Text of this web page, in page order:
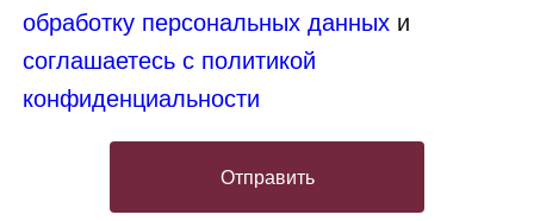
обработку персональных данных и
соглашаетесь с политикой
конфиденциальности
Отправить